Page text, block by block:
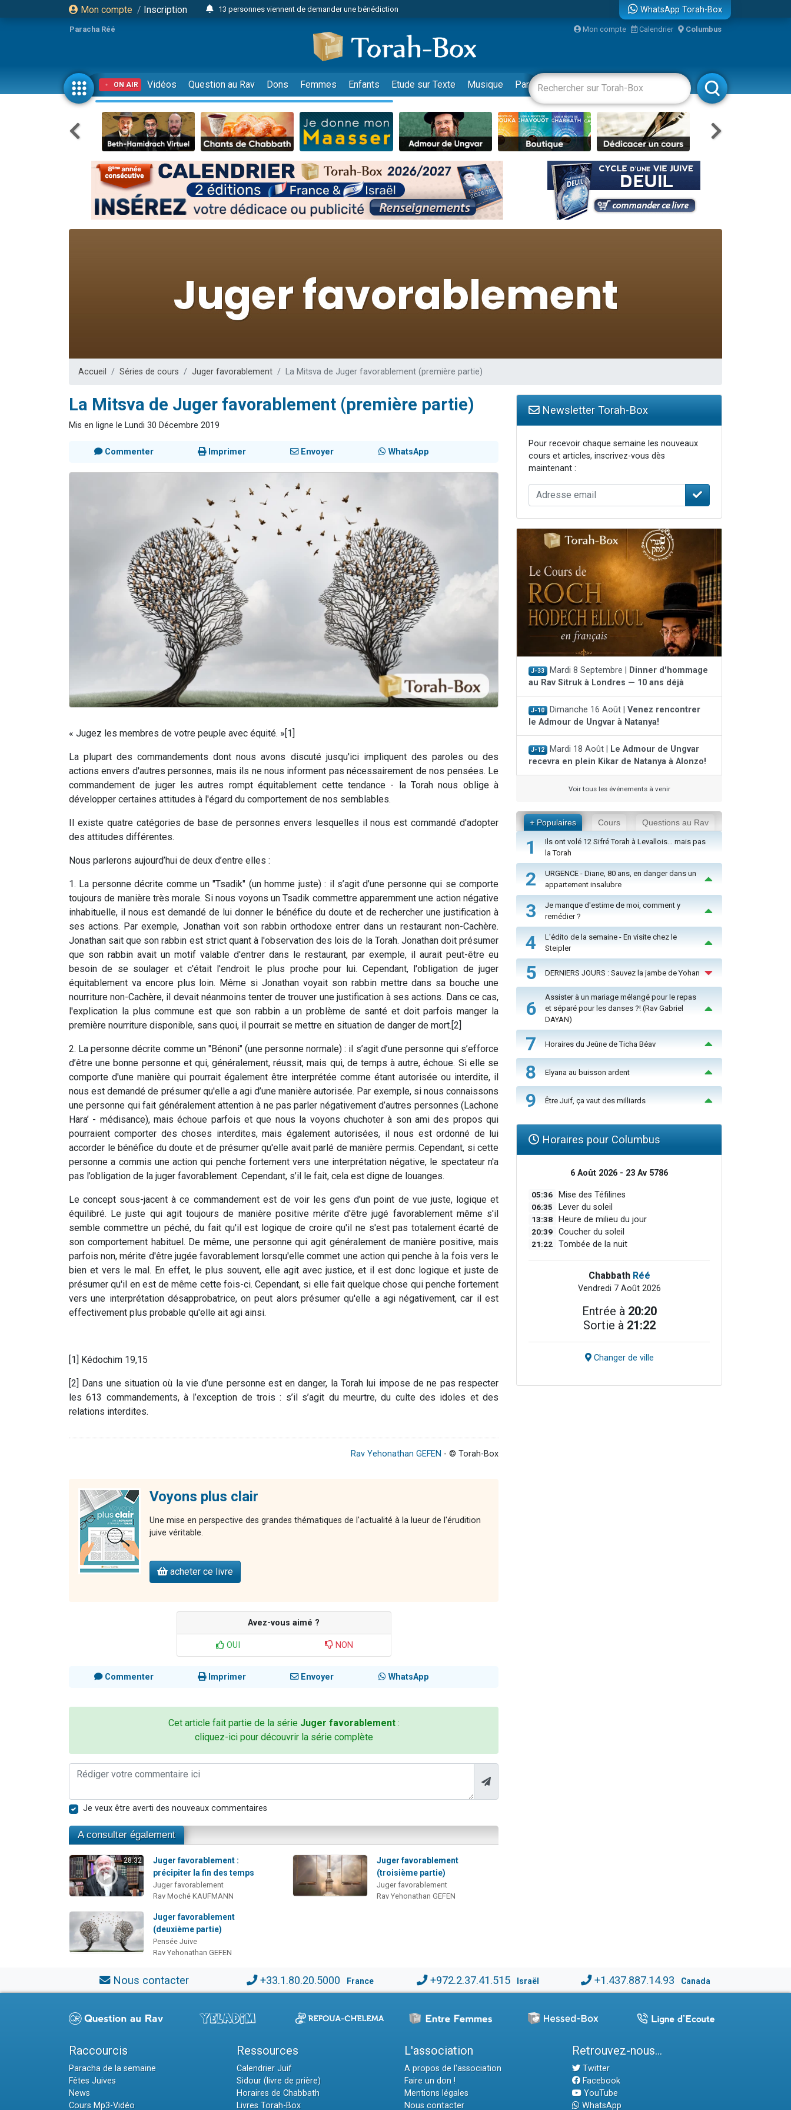
Mon compte / Inscription
13 personnes viennent de demander une bénédiction
12 nouvelles musiques dans Torah-Box Music
30 personnes viennent de faire un don pour Sauvez la jambe de Yohan
3 personnes viennent de nous rejoindre sur WhatsApp
2 personnes viennent de nous rejoindre sur WhatsApp
3 personnes viennent de nous rejoindre sur WhatsApp
2 nouvelles musiques dans Torah-Box Music
8 personnes viennent de faire un don pour Tsédaka : pauvres d'Israel
4 personnes viennent de faire un don pour Diane, 80 ans, dans un appartement insalubre
Nouvelle émission radio : Visions de grandeur n°104 : Le Chabbath et le Birkat Hamazone à travers le temps
61 personnes viennent de demander une bénédiction
Il reste 49 places pour étudier en groupe sur Zoom
2 personnes viennent de faire un don pour Reloger Rivka, 6 enfants, victime de violences...
10 personnes viennent de demander une bénédiction
WhatsApp Torah-Box
Paracha Réé Mon compte Calendrier Columbus
ON AIR Vidéos Question au Rav Dons Femmes Enfants Etude sur Texte Musique Paracha Divertissements Livres Rabbanim
Accueil Séries de cours Juger favorablement La Mitsva de Juger favorablement (première partie)
La Mitsva de Juger favorablement (première partie)
Mis en ligne le Lundi 30 Décembre 2019
Commenter Imprimer Envoyer WhatsApp
« Jugez les membres de votre peuple avec équité. »[1]
La plupart des commandements dont nous avons discuté jusqu'ici impliquent des paroles ou des
actions envers d'autres personnes, mais ils ne nous informent pas nécessairement de nos pensées. Le
commandement de juger les autres rompt équitablement cette tendance - la Torah nous oblige à
développer certaines attitudes à l'égard du comportement de nos semblables.
Il existe quatre catégories de base de personnes envers lesquelles il nous est commandé d'adopter
des attitudes différentes.
Nous parlerons aujourd’hui de deux d’entre elles :
1. La personne décrite comme un "Tsadik" (un homme juste) : il s’agit d’une personne qui se comporte
toujours de manière très morale. Si nous voyons un Tsadik commettre apparemment une action négative
inhabituelle, il nous est demandé de lui donner le bénéfice du doute et de rechercher une justification à
ses actions. Par exemple, Jonathan voit son rabbin orthodoxe entrer dans un restaurant non-Cachère.
Jonathan sait que son rabbin est strict quant à l'observation des lois de la Torah. Jonathan doit présumer
que son rabbin avait un motif valable d'entrer dans le restaurant, par exemple, il aurait peut-être eu
besoin de se soulager et c'était l'endroit le plus proche pour lui. Cependant, l'obligation de juger
équitablement va encore plus loin. Même si Jonathan voyait son rabbin mettre dans sa bouche une
nourriture non-Cachère, il devait néanmoins tenter de trouver une justification à ses actions. Dans ce cas,
l'explication la plus commune est que son rabbin a un problème de santé et doit parfois manger la
première nourriture disponible, sans quoi, il pourrait se mettre en situation de danger de mort.[2]
2. La personne décrite comme un "Bénoni" (une personne normale) : il s’agit d’une personne qui s’efforce
d’être une bonne personne et qui, généralement, réussit, mais qui, de temps à autre, échoue. Si elle se
comporte d'une manière qui pourrait également être interprétée comme étant autorisée ou interdite, il
nous est demandé de présumer qu'elle a agi d’une manière autorisée. Par exemple, si nous connaissons
une personne qui fait généralement attention à ne pas parler négativement d’autres personnes (Lachone
Hara’ - médisance), mais échoue parfois et que nous la voyons chuchoter à son ami des propos qui
pourraient comporter des choses interdites, mais également autorisées, il nous est ordonné de lui
accorder le bénéfice du doute et de présumer qu'elle avait parlé de manière permis. Cependant, si cette
personne a commis une action qui penche fortement vers une interprétation négative, le spectateur n'a
pas l’obligation de la juger favorablement. Cependant, s’il le fait, cela est digne de louanges.
Le concept sous-jacent à ce commandement est de voir les gens d'un point de vue juste, logique et
équilibré. Le juste qui agit toujours de manière positive mérite d'être jugé favorablement même s'il
semble commettre un péché, du fait qu'il est logique de croire qu'il ne s'est pas totalement écarté de
son comportement habituel. De même, une personne qui agit généralement de manière positive, mais
parfois non, mérite d'être jugée favorablement lorsqu'elle commet une action qui penche à la fois vers le
bien et vers le mal. En effet, le plus souvent, elle agit avec justice, et il est donc logique et juste de
présumer qu'il en est de même cette fois-ci. Cependant, si elle fait quelque chose qui penche fortement
vers une interprétation désapprobatrice, on peut alors présumer qu'elle a agi négativement, car il est
effectivement plus probable qu'elle ait agi ainsi.
[1] Kédochim 19,15
[2] Dans une situation où la vie d’une personne est en danger, la Torah lui impose de ne pas respecter
les 613 commandements, à l’exception de trois : s’il s’agit du meurtre, du culte des idoles et des
relations interdites.
Rav Yehonathan GEFEN - © Torah-Box
Voyons plus clair
Une mise en perspective des grandes thématiques de l'actualité à la lueur de l'érudition
juive véritable.
acheter ce livre
Avez-vous aimé ?
OUI NON
Commenter Imprimer Envoyer WhatsApp
Cet article fait partie de la série Juger favorablement:
cliquez-ici pour découvrir la série complète
Je veux être averti des nouveaux commentaires
A consulter également
28:32
Juger favorablement :
précipiter la fin des temps
Juger favorablement
Rav Moché KAUFMANN
Juger favorablement
(troisième partie)
Juger favorablement
Rav Yehonathan GEFEN
Juger favorablement
(deuxième partie)
Pensée Juive
Rav Yehonathan GEFEN
Newsletter Torah-Box
Pour recevoir chaque semaine les nouveaux
cours et articles, inscrivez-vous dès
maintenant :
J-33 Mardi 8 Septembre |
Dinner d'hommage
au Rav Sitruk à Londres — 10 ans déjà
J-10 Dimanche 16 Août | Venez rencontrer
le Admour de Ungvar à Natanya!
J-12 Mardi 18 Août |
Le Admour de Ungvar
recevra en plein Kikar de Natanya à Alonzo!
Voir tous les événements à venir
+ Populaires Cours Questions au Rav
1
Ils ont volé 12 Sifré Torah à Levallois… mais pas
la Torah
2
URGENCE - Diane, 80 ans, en danger dans un
appartement insalubre
3
Je manque d'estime de moi, comment y
remédier ?
4
L'édito de la semaine - En visite chez le
Steipler
5 DERNIERS JOURS : Sauvez la jambe de Yohan
6
Assister à un mariage mélangé pour le repas
et séparé pour les danses ?! (Rav Gabriel
DAYAN)
7 Horaires du Jeûne de Ticha Béav
8 Elyana au buisson ardent
9 Être Juif, ça vaut des milliards
Horaires pour Columbus
6 Août 2026 - 23 Av 5786
05:36 Mise des Téfilines
06:35 Lever du soleil
13:38 Heure de milieu du jour
20:39 Coucher du soleil
21:22 Tombée de la nuit
Chabbath Réé
Vendredi 7 Août 2026
Entrée à 20:20
Sortie à 21:22
Changer de ville
Nous contacter +33.1.80.20.5000 France +972.2.37.41.515 Israël +1.437.887.14.93 Canada
Raccourcis
Paracha de la semaine
Fêtes Juives
News
Cours Mp3-Vidéo
Ressources
Calendrier Juif
Sidour (livre de prière)
Horaires de Chabbath
Livres Torah-Box
L'association
A propos de l'association
Faire un don !
Mentions légales
Nous contacter
Retrouvez-nous...
Twitter
Facebook
YouTube
WhatsApp